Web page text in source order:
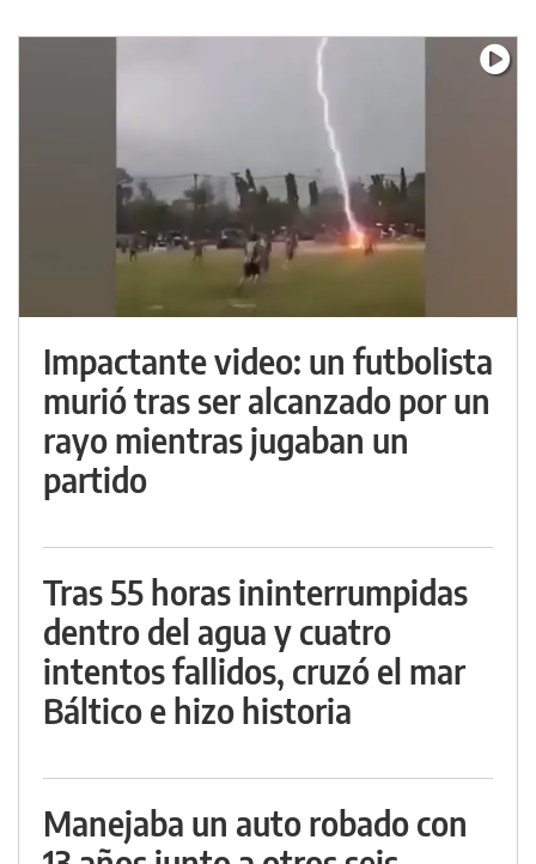
Impactante video: un futbolista
murió tras ser alcanzado por un
rayo mientras jugaban un
partido
Tras 55 horas ininterrumpidas
dentro del agua y cuatro
intentos fallidos, cruzó el mar
Báltico e hizo historia
Manejaba un auto robado con